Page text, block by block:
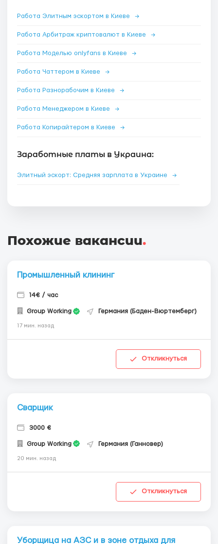
Работа Элитным эскортом в Киеве →
Работа Арбитраж криптовалют в Киеве →
Работа Моделью onlyfans в Киеве →
Работа Чаттером в Киеве →
Работа Разнорабочим в Киеве →
Работа Менеджером в Киеве →
Работа Копирайтером в Киеве →
Заработные платы в Украина:
Элитный эскорт: Средняя зарплата в Украине →
Похожие вакансии.
Промышленный клининг
14€ / час
Group Working Германия (Баден-Вюртемберг)
17 мин. назад
Откликнуться
Сварщик
3000 €
Group Working Германия (Ганновер)
20 мин. назад
Откликнуться
Уборщица на АЗС и в зоне отдыха для